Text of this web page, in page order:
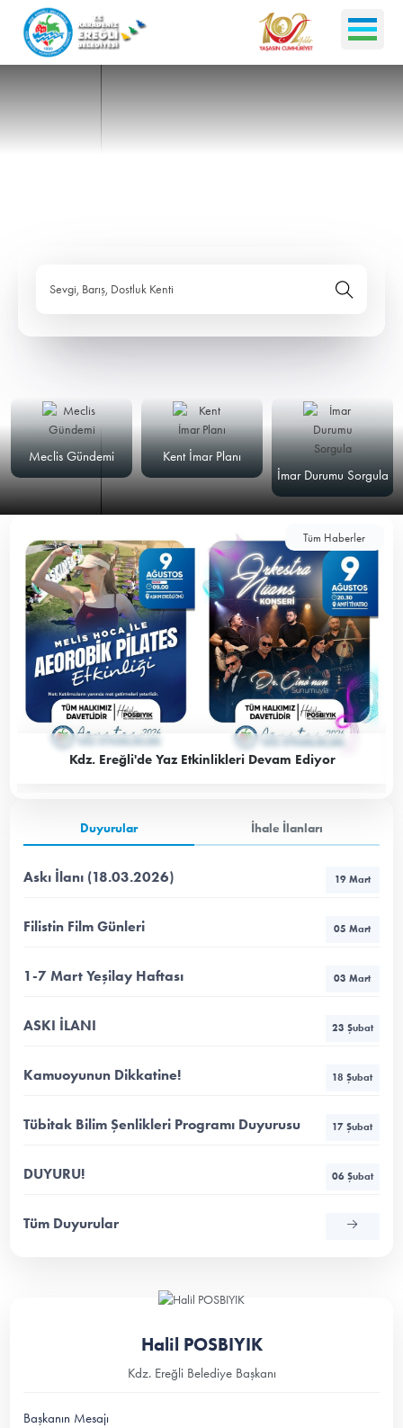
Sevgi, Barış, Dostluk Kenti
Meclis Gündemi
Kent İmar Planı
İmar Durumu Sorgula
Tüm Haberler
Kdz. Ereğli'de Yaz Etkinlikleri Devam Ediyor
Duyurular İhale İlanları
Askı İlanı (18.03.2026) 19 Mart
Filistin Film Günleri 05 Mart
1-7 Mart Yeşilay Haftası 03 Mart
ASKI İLANI 23 Şubat
Kamuoyunun Dikkatine! 18 Şubat
Tübitak Bilim Şenlikleri Programı Duyurusu 17 Şubat
DUYURU! 06 Şubat
Tüm Duyurular
Halil POSBIYIK
Kdz. Ereğli Belediye Başkanı
Başkanın Mesajı